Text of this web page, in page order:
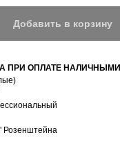
Добавить в корзину
ПРИ ОПЛАТЕ НАЛИЧНЫМИ
Розенштейна